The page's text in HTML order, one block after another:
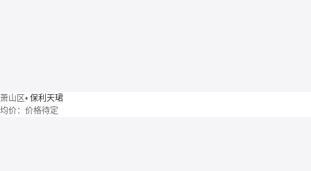
萧山区• 保利天珺
均价： 价格待定